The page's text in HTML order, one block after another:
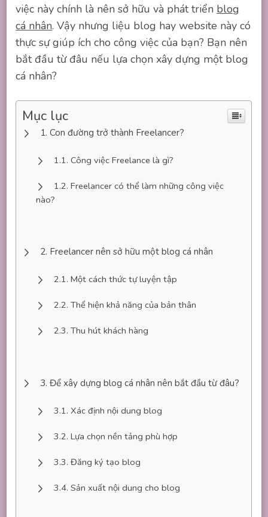
việc này chính là nên sở hữu và phát triển blog
cá nhân. Vậy nhưng liệu blog hay website này có
thực sự giúp ích cho công việc của bạn? Bạn nên
bắt đầu từ đâu nếu lựa chọn xây dựng một blog
cá nhân?
Mục lục
Con đường trở thành Freelancer?
Công việc Freelance là gì?
Freelancer có thể làm những công việc
nào?
Freelancer nên sở hữu một blog cá nhân
Một cách thức tự luyện tập
Thể hiện khả năng của bản thân
Thu hút khách hàng
Để xây dựng blog cá nhân nên bắt đầu từ đâu?
Xác định nội dung blog
Lựa chọn nền tảng phù hợp
Đăng ký tạo blog
Sản xuất nội dung cho blog